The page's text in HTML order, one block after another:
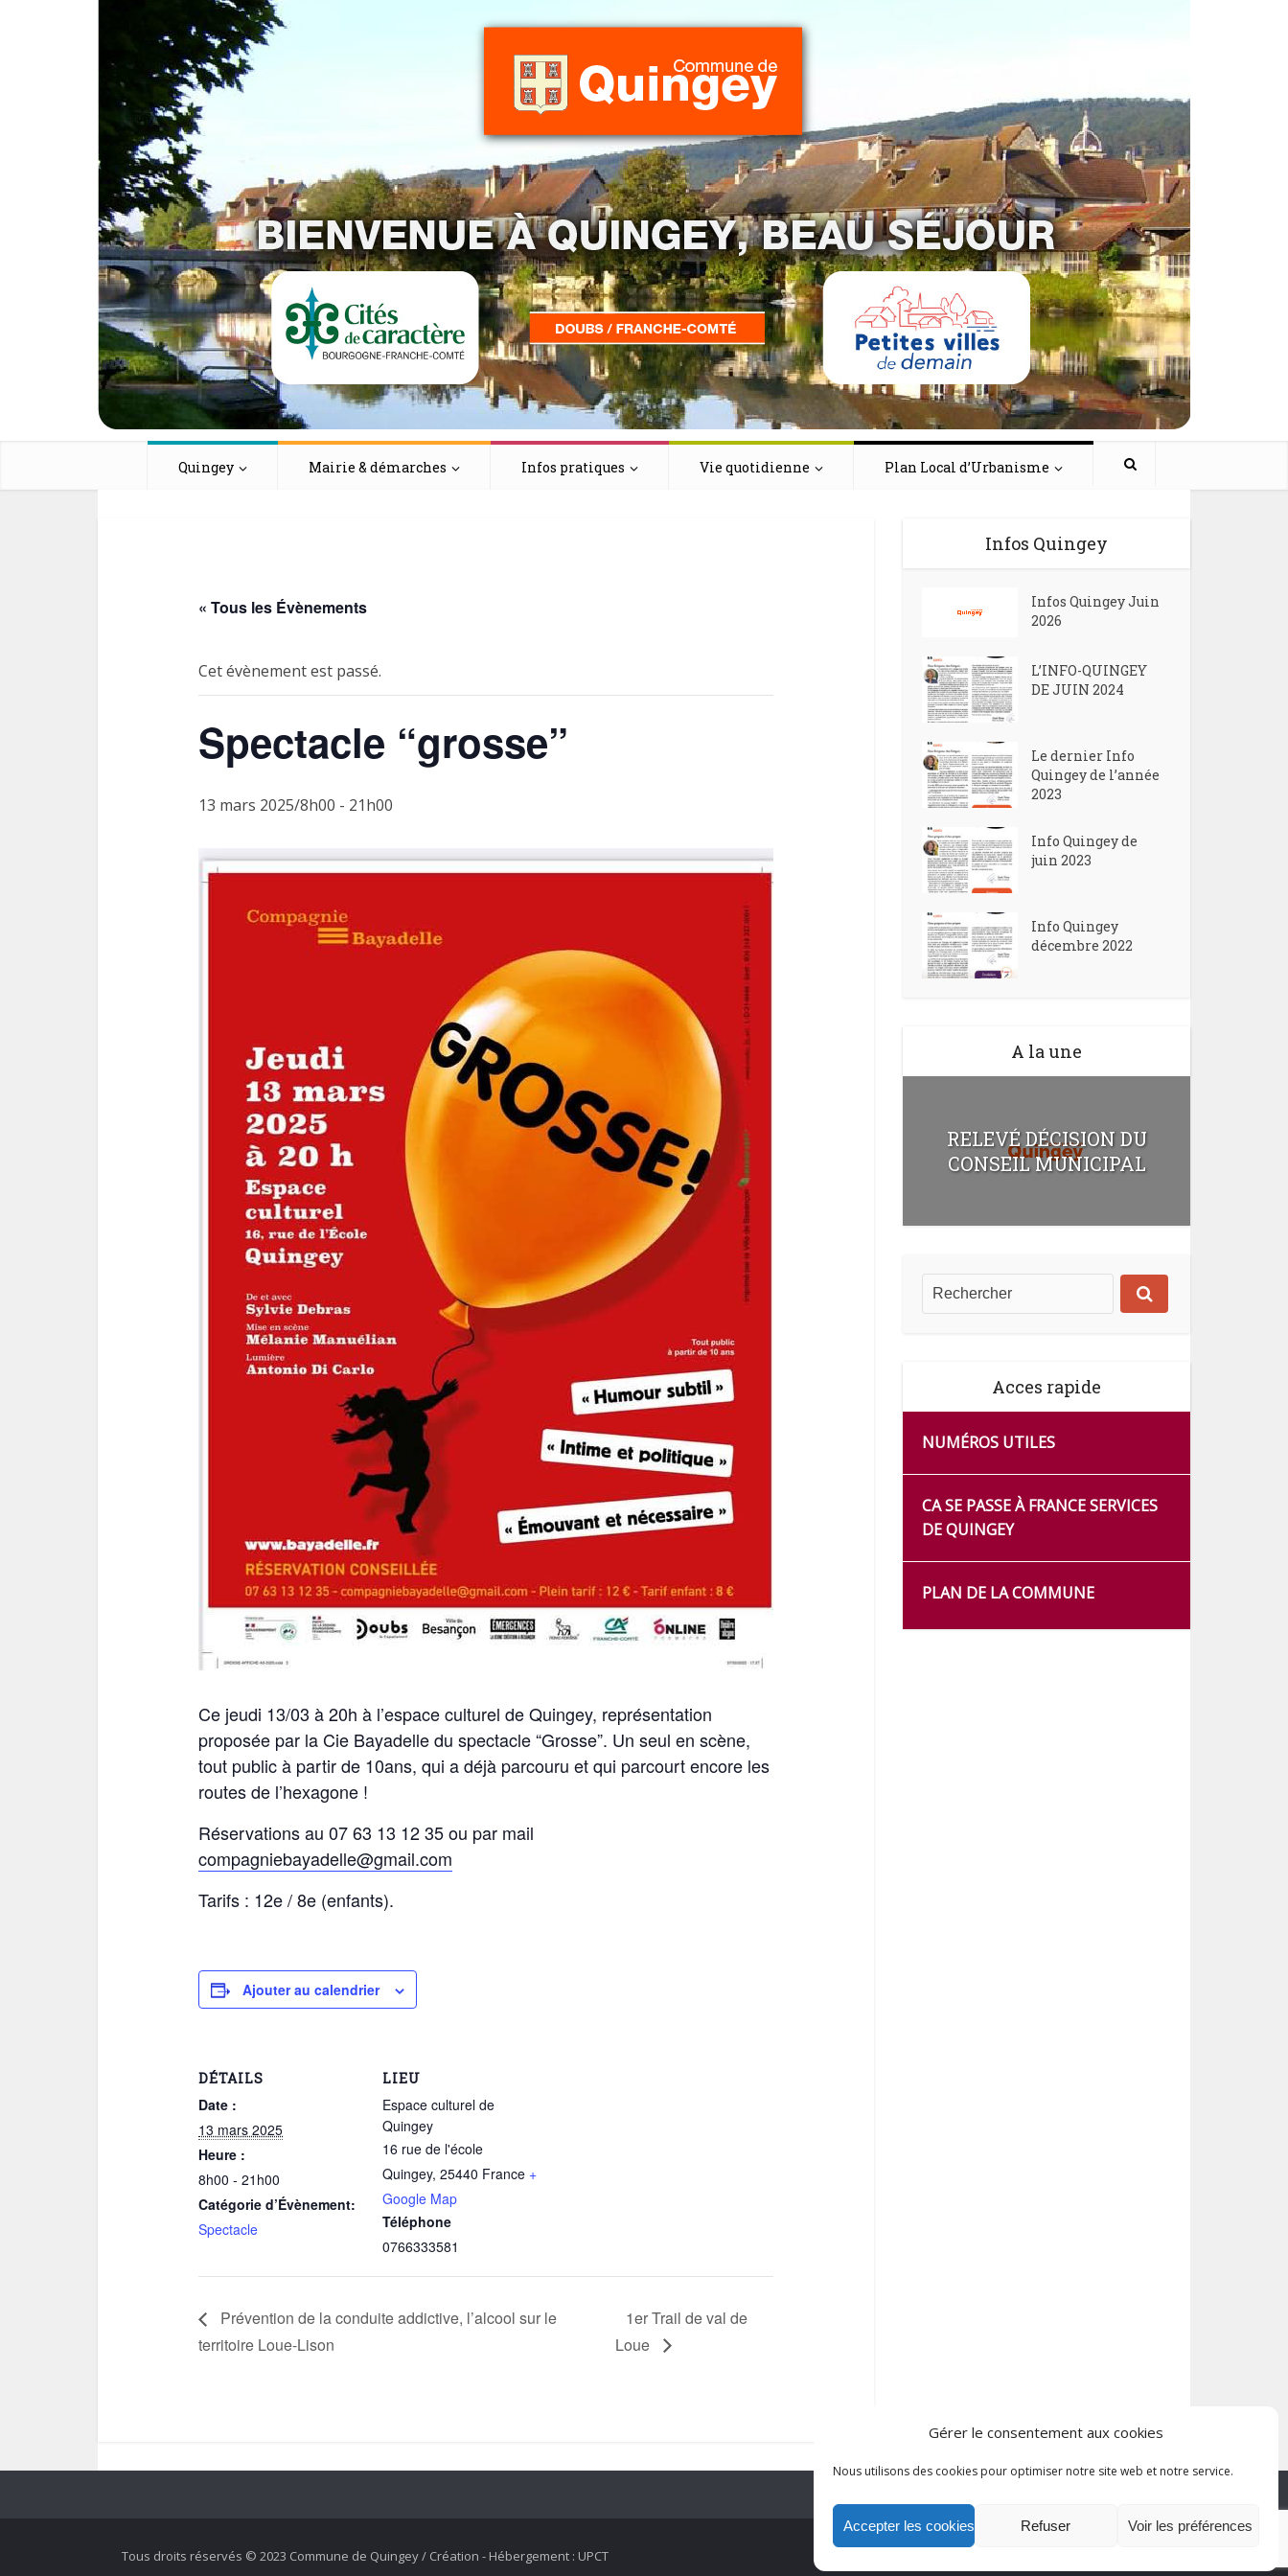
Gérer le consentement aux cookies
Nous utilisons des cookies pour optimiser notre site web et notre service.
Accepter les cookies Refuser Voir les préférences
Quingey Mairie & démarches Infos pratiques Vie quotidienne Plan Local d’Urbanisme
« Tous les Évènements
Cet évènement est passé.
Spectacle “grosse”
13 mars 2025/8h00 - 21h00
Ce jeudi 13/03 à 20h à l’espace culturel de Quingey, représentation
proposée par la Cie Bayadelle du spectacle “Grosse”. Un seul en scène,
tout public à partir de 10ans, qui a déjà parcouru et qui parcourt encore les
routes de l’hexagone !
Réservations au 07 63 13 12 35 ou par mail
compagniebayadelle@gmail.com
Tarifs : 12e / 8e (enfants).
Ajouter au calendrier
DÉTAILS
Date :
13 mars 2025
Heure :
8h00 - 21h00
Catégorie d’Évènement:
Spectacle
LIEU
Espace culturel de
Quingey
16 rue de l'école
Quingey, 25440 France +
Google Map
Téléphone
0766333581
Prévention de la conduite addictive, l’alcool sur le
territoire Loue-Lison
1er Trail de val de
Loue
Infos Quingey
Infos Quingey Juin
2026
L’INFO-QUINGEY
DE JUIN 2024
Le dernier Info
Quingey de l’année
2023
Info Quingey de
juin 2023
Info Quingey
décembre 2022
A la une
RELEVÉ DÉCISION DU
CONSEIL MUNICIPAL
Acces rapide
NUMÉROS UTILES
CA SE PASSE À FRANCE SERVICES
DE QUINGEY
PLAN DE LA COMMUNE
Tous droits réservés © 2023 Commune de Quingey / Création - Hébergement : UPCT
Plan du site Mentions légales